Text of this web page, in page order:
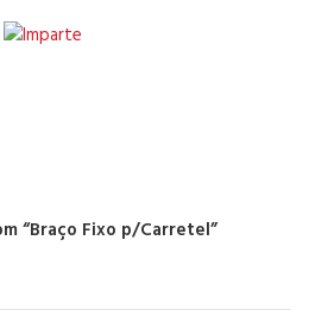
“Braço Fixo p/Carretel”